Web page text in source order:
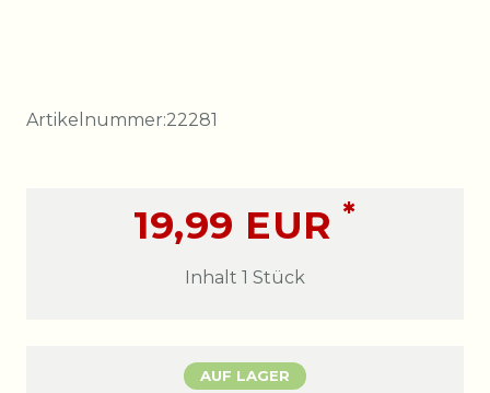
Artikelnummer:22281
19,99 EUR*
Inhalt 1 Stück
AUF LAGER